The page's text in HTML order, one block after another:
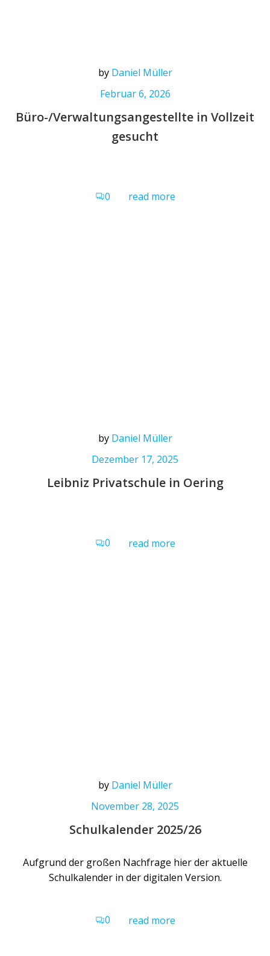
by Daniel Müller
Februar 6, 2026
Büro-/Verwaltungsangestellte in Vollzeit
gesucht
0 read more
by Daniel Müller
Dezember 17, 2025
Leibniz Privatschule in Oering
0 read more
by Daniel Müller
November 28, 2025
Schulkalender 2025/26
Aufgrund der großen Nachfrage hier der aktuelle
Schulkalender in der digitalen Version.
0 read more